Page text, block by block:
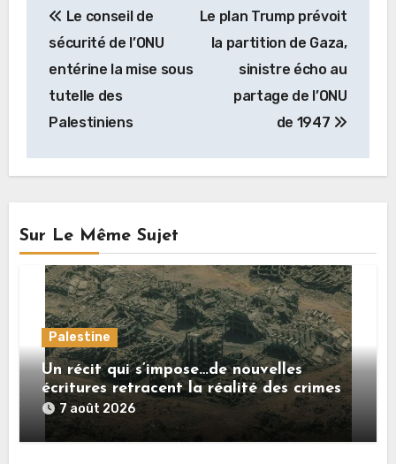
de
l’article
Le conseil de
sécurité de l’ONU
entérine la mise sous
tutelle des
Palestiniens
Le plan Trump prévoit
la partition de Gaza,
sinistre écho au
partage de l’ONU
de 1947
Sur Le Même Sujet
Palestine
Un récit qui s’impose…de nouvelles
écritures retracent la réalité des crimes
sionistes à Gaza
7 août 2026